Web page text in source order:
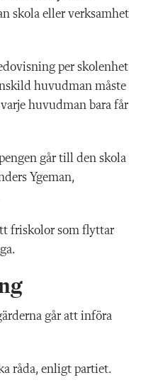
skola eller verksamhet
per skolenhet
huvudman måste
huvudman bara får
går till den skola
Ygeman,
friskolor som flyttar
går att införa
råda, enligt partiet.